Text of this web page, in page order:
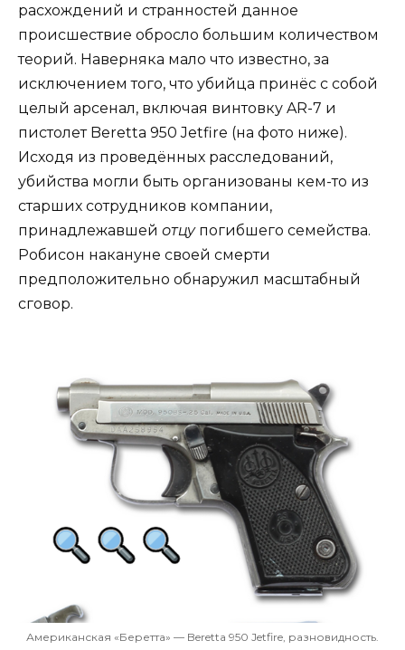
расхождений и странностей данное
происшествие обросло большим количеством
теорий. Наверняка мало что известно, за
исключением того, что убийца принёс с собой
целый арсенал, включая винтовку AR-7 и
пистолет Beretta 950 Jetfire (на фото ниже).
Исходя из проведённых расследований,
убийства могли быть организованы кем-то из
старших сотрудников компании,
принадлежавшей отцупогибшего семейства.
Робисон накануне своей смерти
предположительно обнаружил масштабный
сговор.
Американская «Беретта» — Beretta 950 Jetfire, разновидность.